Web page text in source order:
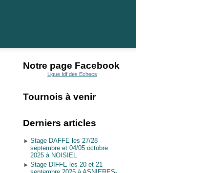
Notre page Facebook
Ligue Idf des Echecs
Tournois à venir
Derniers articles
Stage DAFFE les 27/28
septembre et 04/05 octobre
2025 à NOISIEL
Stage DIFFE les 20 et 21